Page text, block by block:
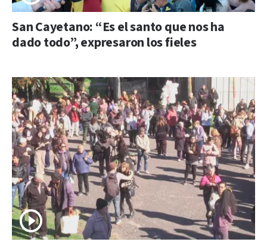
San Cayetano: “Es el santo que nos ha
dado todo”, expresaron los fieles